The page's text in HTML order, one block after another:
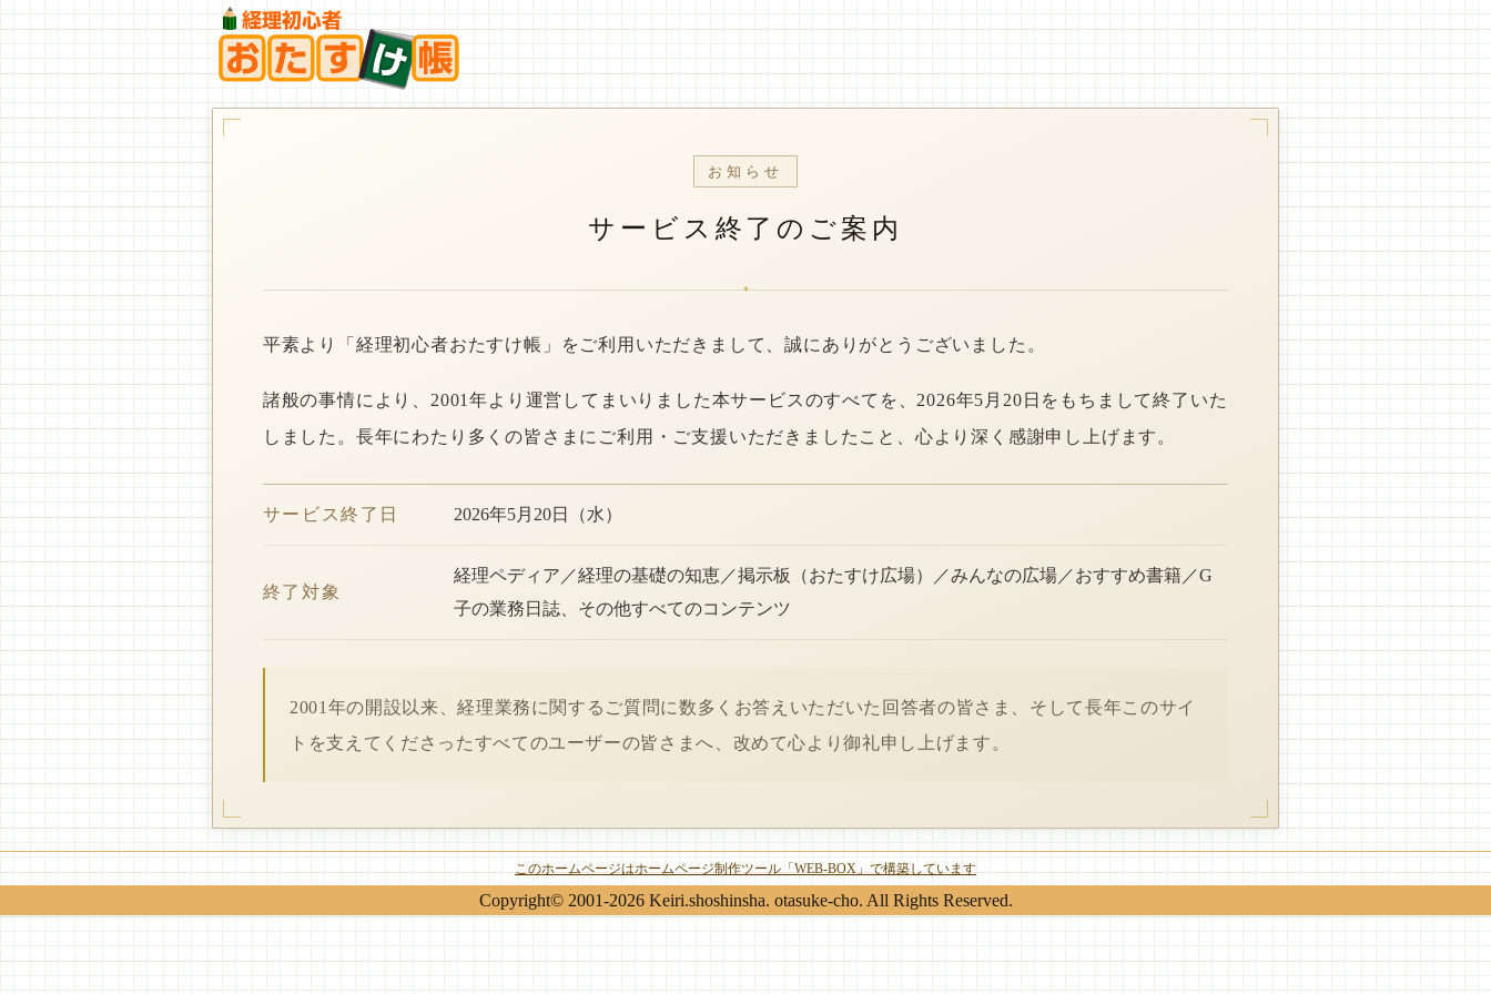
お知らせ
サービス終了のご案内
*
平素より「経理初心者おたすけ帳」をご利用いただきまして、誠にありがとうございました。
諸般の事情により、2001年より運営してまいりました本サービスのすべてを、2026年5月20日をもちまして終了いた
しました。長年にわたり多くの皆さまにご利用・ご支援いただきましたこと、心より深く感謝申し上げます。
サービス終了日 2026年5月20日（水）
終了対象
経理ペディア／経理の基礎の知恵／掲示板（おたすけ広場）／みんなの広場／おすすめ書籍／G
子の業務日誌、その他すべてのコンテンツ
2001年の開設以来、経理業務に関するご質問に数多くお答えいただいた回答者の皆さま、そして長年このサイ
トを支えてくださったすべてのユーザーの皆さまへ、改めて心より御礼申し上げます。
このホームページはホームページ制作ツール「WEB-BOX」で構築しています
Copyright© 2001-2026 Keiri.shoshinsha. otasuke-cho. All Rights Reserved.